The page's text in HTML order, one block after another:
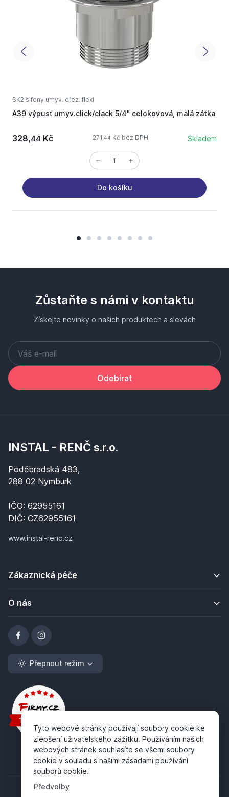
SK2 sifony umyv. dřez. flexi
A39 výpusť umyv.click/clack 5/4" celokovová, malá zátka
328,44 Kč 271,44 Kč bez DPH Skladem
Do košíku
Zůstaňte s námi v kontaktu
Získejte novinky o našich produktech a slevách
Odebírat
INSTAL - RENČ s.r.o.
Poděbradská 483,
288 02 Nymburk
IČO: 62955161
DIČ: CZ62955161
www.instal-renc.cz
Zákaznická péče
O nás
Přepnout režim
Tyto webové stránky používají soubory cookie ke
zlepšení uživatelského zážitku. Používáním našich
webových stránek souhlasíte se všemi soubory
cookie v souladu s našimi zásadami používání
souborů cookie.
Předvolby